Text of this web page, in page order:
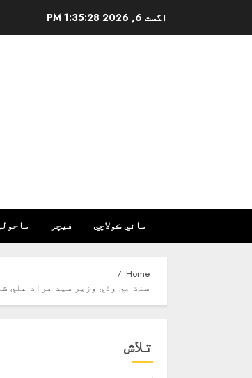
اگست 6, 2026 1:35:29 PM
مائي ڪولاچي فیچر
Home
سنڌ جي وڏي وزير سيد مراد علي شاهه چيو آهي ته عالمي بئنڪ جي
تلاش